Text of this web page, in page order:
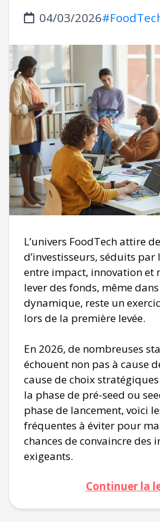
04/03/2026
L’univers FoodTech attire
d’investisseurs, séduits par
entre impact, innovation et
lever des fonds, même
dynamique, reste un
lors de la première levée.
En 2026, de nombreuses
échouent non pas à cause
cause de choix
la phase de pré-seed ou
phase de lancement, voici
fréquentes à éviter pour
chances de convaincre des
exigeants.
Continuer la